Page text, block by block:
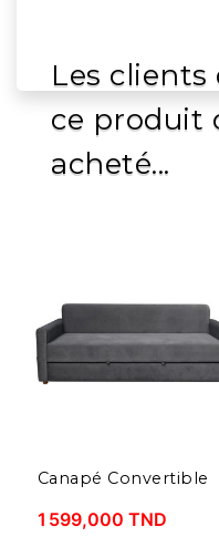
Les
ce produit
acheté...
Canapé Convertible
1 599,000 TND